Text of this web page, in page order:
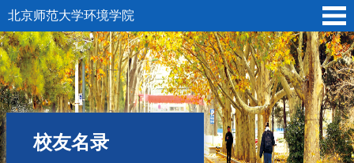
北京师范大学环境学院
校友名录